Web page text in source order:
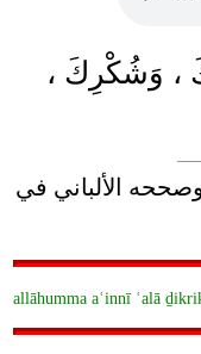
، وَشُكْرِكَ ،
داود ٢/ ٨٦والنسائي ٣/ ٥٣ وصححه الألباني في
allāhumma aʿinnī ʿalā